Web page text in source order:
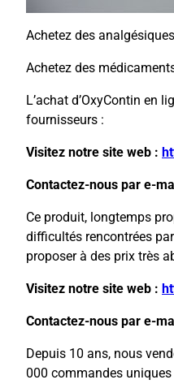
Achetez des
Achetez des
L’achat d’OxyContin en
fournisseurs :
Visitez notre site web :
Contactez-nous par e-
Ce produit, longtemps
difficultés rencontrées
proposer à des prix très
Visitez notre site web :
Contactez-nous par e-
Depuis 10 ans, nous
000 commandes